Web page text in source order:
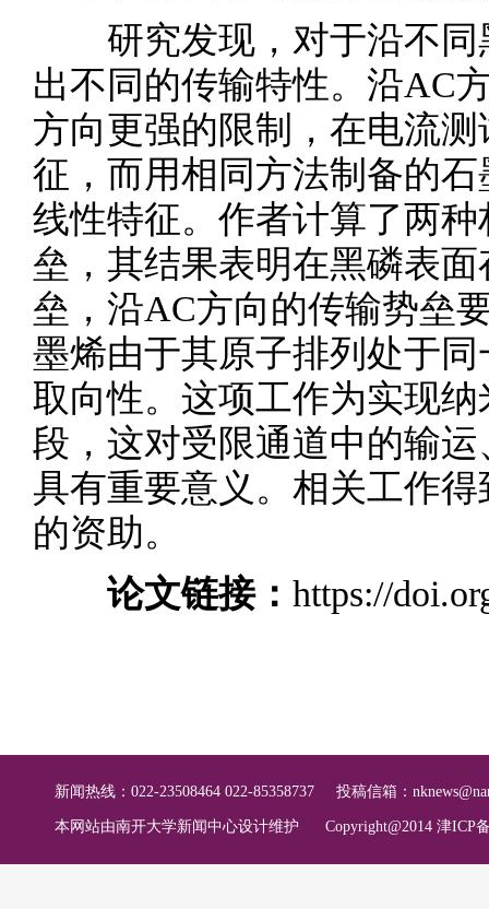
研究发现，对于沿不同
出不同的传输特性。沿AC
方向更强的限制，在电流
征，而用相同方法制备的
线性特征。作者计算了两
垒，其结果表明在黑磷表
垒，沿AC方向的传输势垒
墨烯由于其原子排列处于
取向性。这项工作为实现
段，这对受限通道中的输
具有重要意义。相关工作
的资助。
论文链接： https://
新闻热线：022-23508464 022-85358737 投稿信箱：
本网站由南开大学新闻中心设计维护 Copyright@2014 津ICP